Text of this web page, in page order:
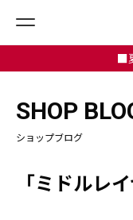
■
SHOP
ショップブログ
「ミドルレイ